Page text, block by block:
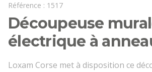
Référence : 1517
Découpeuse
électrique à
Loxam Corse met à disposition ce